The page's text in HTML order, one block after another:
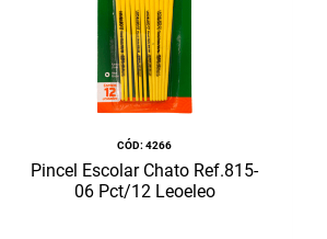
:4266
Pincel Escolar Chato Ref.815-
06 Pct/12 Leoeleo